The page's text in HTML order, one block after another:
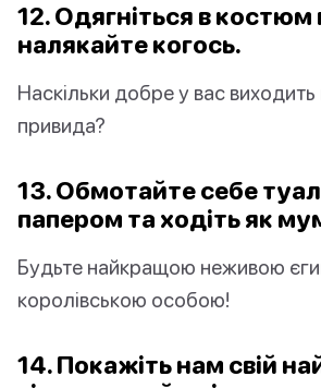
12. Одягніться в костюм
налякайте когось.
Наскільки добре у вас
привида?
13. Обмотайте себе
папером та ходіть як
Будьте найкращою неживою
королівською особою!
14. Покажіть нам свій